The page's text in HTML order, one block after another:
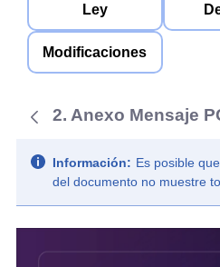
Ley
Modificaciones
2. Anexo Mensaje
Información: Es posible
del documento no muestre